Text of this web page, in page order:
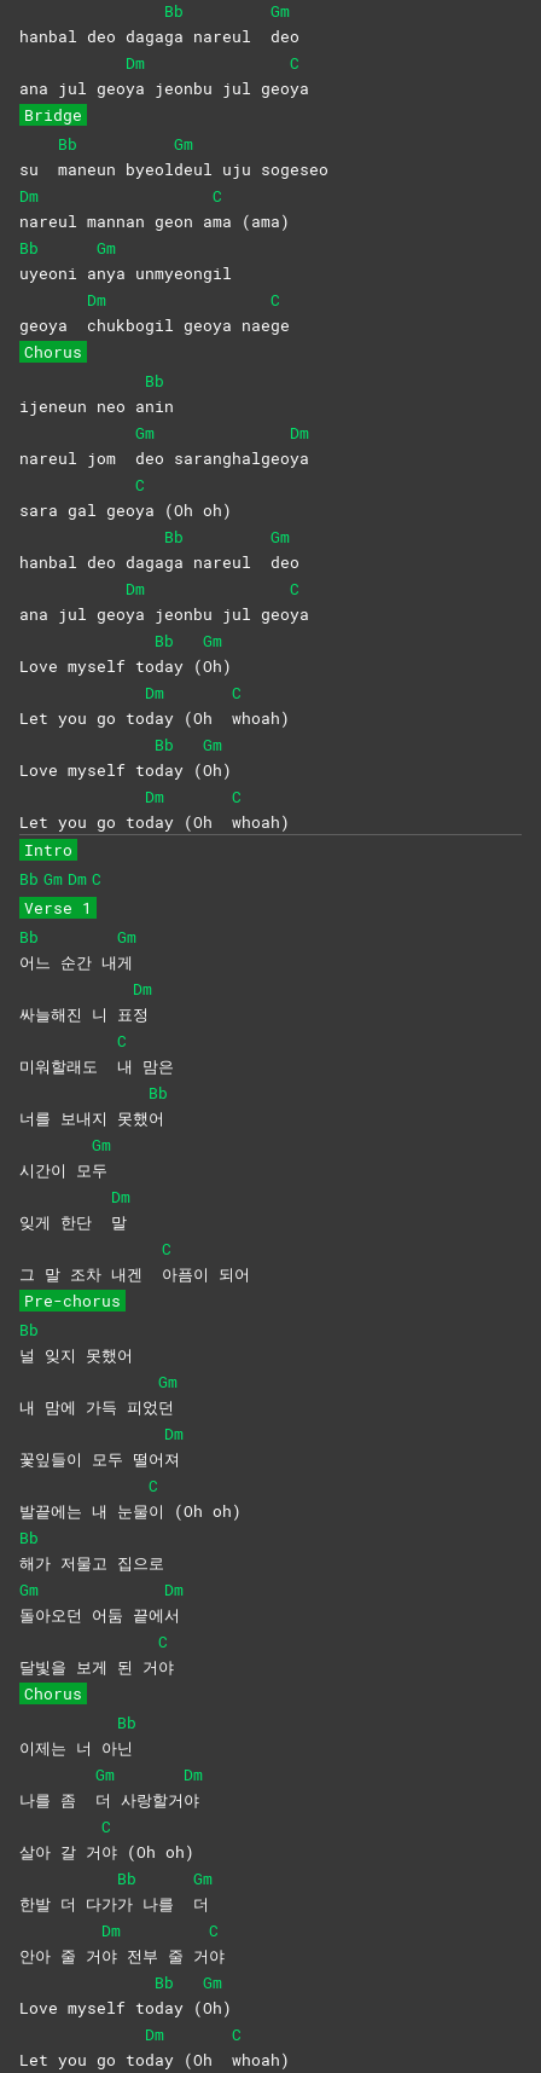
hanbal deo daga
Bb
ga nareul
Gm
deo
ana jul geo
Dm
ya jeonbu jul geo
C
ya
Bridge
su
Bb
maneun byeol
Gm
deul uju sogeseo
Dm
nareul mannan geon a
C
ma
(ama)
Bb
uyeoni a
Gm
nya unmyeongil
geoya
Dm
chukbogil geoya nae
C
ge
Chorus
ijeneun neo a
Bb
nin
nareul jom
Gm
deo saranghalgeo
Dm
ya
sara gal geo
C
ya (Oh oh)
hanbal deo daga
Bb
ga nareul
Gm
deo
ana jul geo
Dm
ya jeonbu jul geo
C
ya
Love myself to
Bb
day (
Gm
Oh)
Let you go to
Dm
day (Oh
C
whoah)
Love myself to
Bb
day (
Gm
Oh)
Let you go to
Dm
day (Oh
C
whoah)
Intro
Bb Gm Dm C
Verse 1
Bb
어느 순간 내
Gm
게
싸늘해진 니 표
Dm
정
미워할래도
C
내 맘은
너를 보내지 못했
Bb
어
시간이 모
Gm
두
잊게 한단
Dm
말
그 말 조차 내겐
C
아픔이 되어
Pre-chorus
Bb
널 잊지 못했어
내 맘에 가득 피었
Gm
던
꽃잎들이 모두 떨어
Dm
져
발끝에는 내 눈물
C
이 (Oh oh)
Bb
해가 저물고 집으로
Gm
돌아오던 어둠 끝에
Dm
서
달빛을 보게 된 거
C
야
Chorus
이제는 너 아
Bb
닌
나를 좀
Gm
더 사랑할거
Dm
야
살아 갈 거
C
야 (Oh oh)
한발 더 다가
Bb
가 나를
Gm
더
안아 줄 거
Dm
야 전부 줄 거
C
야
Love myself to
Bb
day (
Gm
Oh)
Let you go to
Dm
day (Oh
C
whoah)